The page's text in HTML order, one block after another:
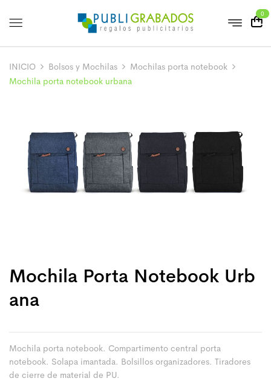
0
INICIO Bolsos y Mochilas
Mochilas porta notebook
Mochila porta notebook urbana
Mochila Porta Notebook Urb
Ana
Mochila porta notebook. Compartimento central porta
notebook. Solapa imantada. Bolsillos organizadores. Tiradores
de cierre de material de PU.